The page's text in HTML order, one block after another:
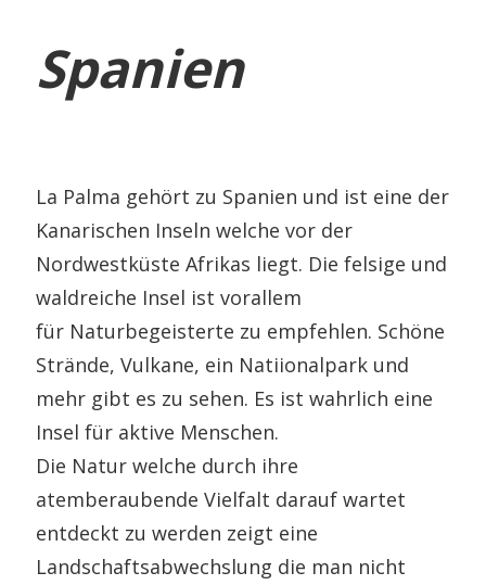
Spanien
La Palma gehört zu Spanien und ist eine der
Kanarischen Inseln welche vor der
Nordwestküste Afrikas liegt. Die felsige und
waldreiche Insel ist vorallem
für Naturbegeisterte zu empfehlen. Schöne
Strände, Vulkane, ein Natiionalpark und
mehr gibt es zu sehen. Es ist wahrlich eine
Insel für aktive Menschen.
Die Natur welche durch ihre
atemberaubende Vielfalt darauf wartet
entdeckt zu werden zeigt eine
Landschaftsabwechslung die man nicht